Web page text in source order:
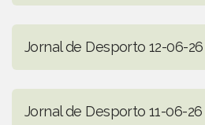
Jornal de Desporto 12-06-26
Jornal de Desporto 11-06-26